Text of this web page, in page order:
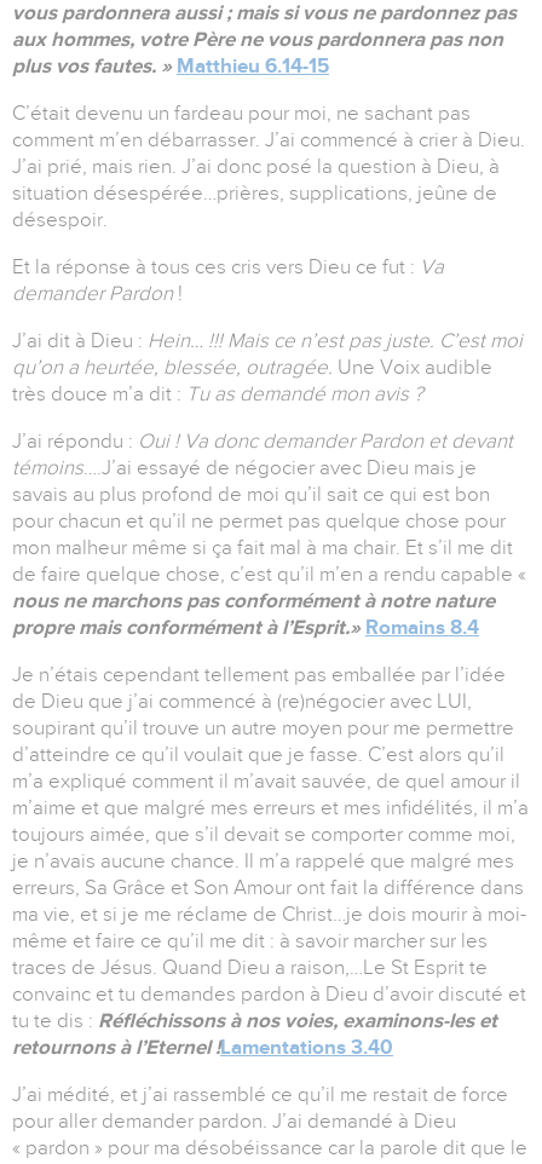
vous pardonnera aussi ; mais si vous ne pardonnez pas
aux hommes, votre Père ne vous pardonnera pas non
plus vos fautes. » Matthieu 6.14-15
C’était devenu un fardeau pour moi, ne sachant pas
comment m’en débarrasser. J’ai commencé à crier à Dieu.
J’ai prié, mais rien. J’ai donc posé la question à Dieu, à
situation désespérée…prières, supplications, jeûne de
désespoir.
Et la réponse à tous ces cris vers Dieu ce fut : Va
demander Pardon !
J’ai dit à Dieu : Hein… !!! Mais ce n’est pas juste. C’est moi
qu’on a heurtée, blessée, outragée. Une Voix audible
très douce m’a dit : Tu as demandé mon avis ?
J’ai répondu : Oui ! Va donc demander Pardon et devant
témoins….J’ai essayé de négocier avec Dieu mais je
savais au plus profond de moi qu’il sait ce qui est bon
pour chacun et qu’il ne permet pas quelque chose pour
mon malheur même si ça fait mal à ma chair. Et s’il me dit
de faire quelque chose, c’est qu’il m’en a rendu capable «
nous ne marchons pas conformément à notre nature
propre mais conformément à l’Esprit.» Romains 8.4
Je n’étais cependant tellement pas emballée par l’idée
de Dieu que j’ai commencé à (re)négocier avec LUI,
soupirant qu’il trouve un autre moyen pour me permettre
d’atteindre ce qu’il voulait que je fasse. C’est alors qu’il
m’a expliqué comment il m’avait sauvée, de quel amour il
m’aime et que malgré mes erreurs et mes infidélités, il m’a
toujours aimée, que s’il devait se comporter comme moi,
je n’avais aucune chance. Il m’a rappelé que malgré mes
erreurs, Sa Grâce et Son Amour ont fait la différence dans
ma vie, et si je me réclame de Christ…je dois mourir à moi-
même et faire ce qu’il me dit : à savoir marcher sur les
traces de Jésus. Quand Dieu a raison,…Le St Esprit te
convainc et tu demandes pardon à Dieu d’avoir discuté et
tu te dis : Réfléchissons à nos voies, examinons-les et
retournons à l’Eternel !Lamentations 3.40
J’ai médité, et j’ai rassemblé ce qu’il me restait de force
pour aller demander pardon. J’ai demandé à Dieu
« pardon » pour ma désobéissance car la parole dit que le